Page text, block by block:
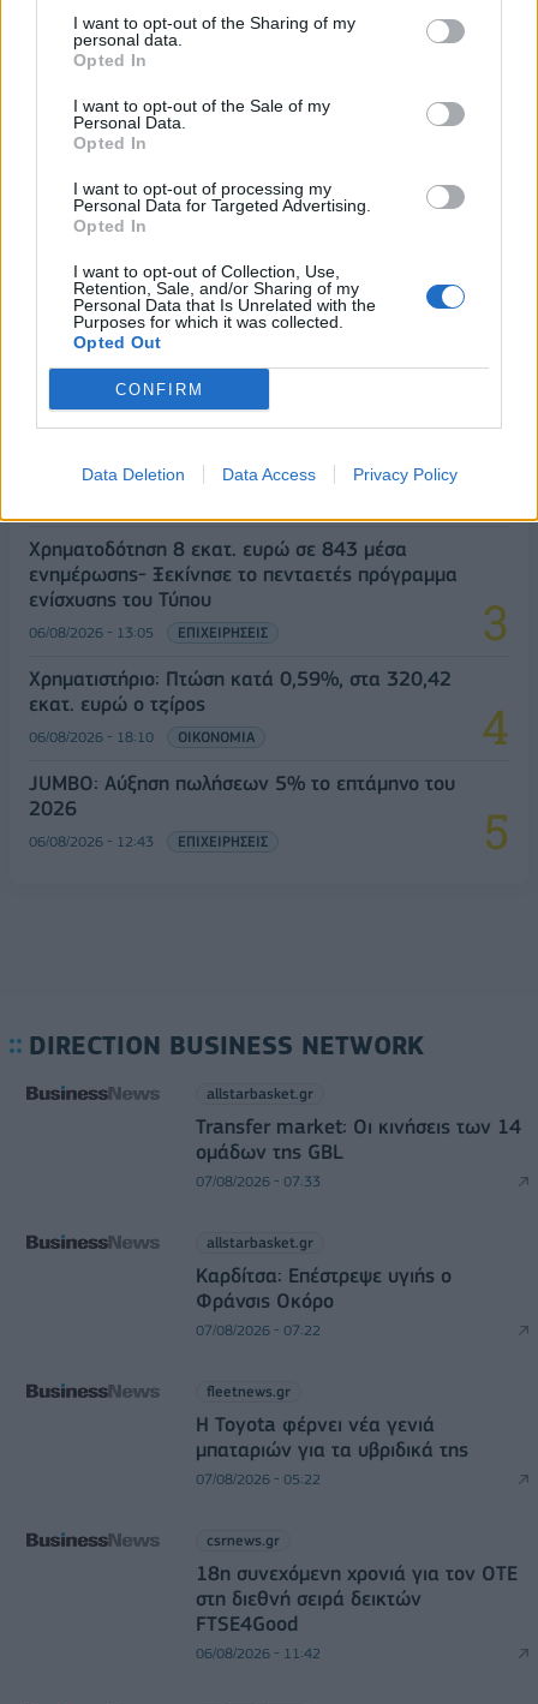
I want to opt-out of the Sharing of my
personal data.
Opted In
I want to opt-out of the Sale of my
Personal Data.
Opted In
I want to opt-out of processing my
Personal Data for Targeted Advertising.
Opted In
I want to opt-out of Collection, Use,
Retention, Sale, and/or Sharing of my
Personal Data that Is Unrelated with the
Purposes for which it was collected.
Opted Out
CONFIRM
Data Deletion Data Access Privacy Policy
ΔΗΜΟΦΙΛΗ
Β.Σ. Καρούλιας: Τζίρος 98,7 εκατ. ευρώ και
αύξηση κερδών 57% - Τα νέα στοιχήματα σε low
& non alcohol
06/08/2026 - 11:48 ΕΠΙΧΕΙΡΗΣΕΙΣ
σειρά δεικτών FTSE4Good
Χρηματοδότηση 8 εκατ. ευρώ σε 843 μέσα
ενημέρωσης- Ξεκίνησε το πενταετές πρόγραμμα
ενίσχυσης του Τύπου
06/08/2026 - 13:05 ΕΠΙΧΕΙΡΗΣΕΙΣ
Χρηματιστήριο: Πτώση κατά 0,59%, στα 320,42
εκατ. ευρώ ο τζίρος
06/08/2026 - 18:10 ΟΙΚΟΝΟΜΙΑ
JUMBO: Αύξηση πωλήσεων 5% το επτάμηνο του
2026
06/08/2026 - 12:43 ΕΠΙΧΕΙΡΗΣΕΙΣ
DIRECTION BUSINESS NETWORK
allstarbasket.gr
Transfer market: Οι κινήσεις των 14
ομάδων της GBL
07/08/2026 - 07:33
allstarbasket.gr
Καρδίτσα: Επέστρεψε υγιής ο
Φράνσις Οκόρο
07/08/2026 - 07:22
fleetnews.gr
Η Toyota φέρνει νέα γενιά
μπαταριών για τα υβριδικά της
07/08/2026 - 05:22
csrnews.gr
18η συνεχόμενη χρονιά για τον ΟΤΕ
στη διεθνή σειρά δεικτών
FTSE4Good
06/08/2026 - 11:42